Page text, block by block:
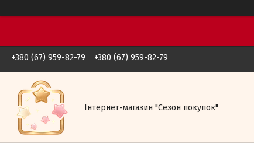
+380 (67) 959-82-79 +380 (67) 959-82-79
Iнтернет-магазин "Сезон покупок"